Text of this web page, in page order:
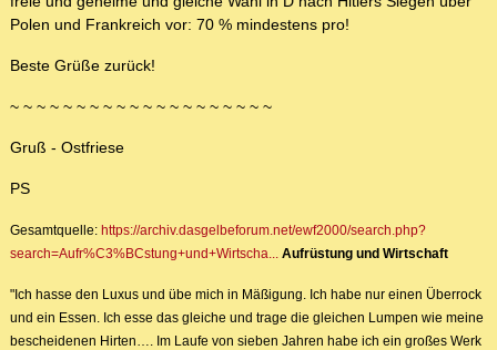
Polen und Frankreich vor: 70 % mindestens pro!
Beste Grüße zurück!
~ ~ ~ ~ ~ ~ ~ ~ ~ ~ ~ ~ ~ ~ ~ ~ ~ ~ ~ ~
Gruß - Ostfriese
PS
Gesamtquelle: https://archiv.dasgelbeforum.net/ewf2000/search.php?
search=Aufr%C3%BCstung+und+Wirtscha...
Aufrüstung und Wirtschaft
"Ich hasse den Luxus und übe mich in Mäßigung. Ich habe nur einen Überrock
und ein Essen. Ich esse das gleiche und trage die gleichen Lumpen wie meine
bescheidenen Hirten…. Im Laufe von sieben Jahren habe ich ein großes Werk